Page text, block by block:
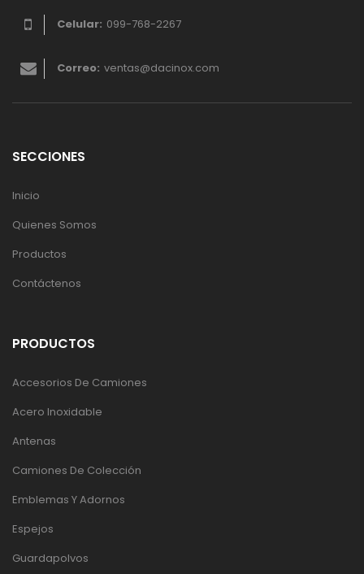
Celular: 099-768-2267
Correo: ventas@dacinox.com
SECCIONES
Inicio
Quienes Somos
Productos
Contáctenos
PRODUCTOS
Accesorios De Camiones
Acero Inoxidable
Antenas
Camiones De Colección
Emblemas Y Adornos
Espejos
Guardapolvos